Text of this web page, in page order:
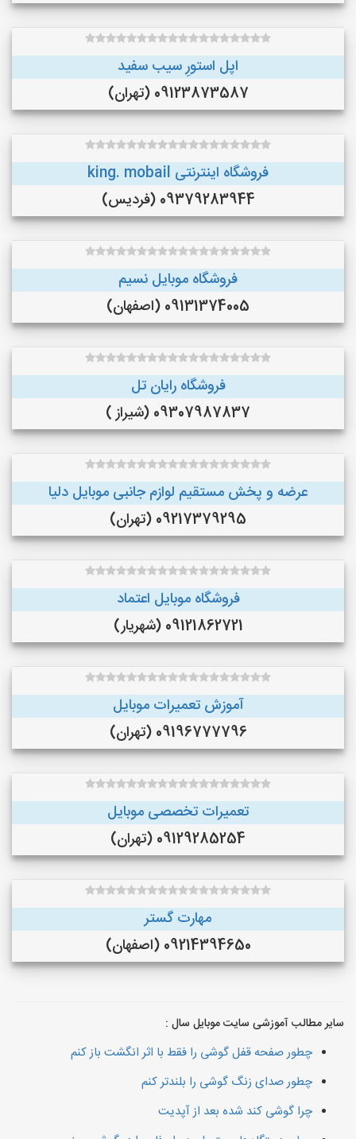
اپل استورِ سیب سفید
09123873587 (تهران)
فروشگاه اینترنتی king. mobail
09379283944 (فردیس)
فروشگاه موبایل نسیم
09131374005 (اصفهان)
فروشگاه رایان تل
09307987837 (شیراز )
عرضه و پخش مستقيم لوازم جانبى موبايل دليا
09217379295 (تهران)
فروشگاه موبایل اعتماد
09121862721 (شهریار)
آموزش تعمیرات موبایل
09196777796 (تهران)
تعمیرات تخصصی موبایل
09129285254 (تهران)
مهارت گستر
09214394650 (اصفهان)
سایر مطالب آموزشی سایت موبایل سال :
چطور صفحه قفل گوشی را فقط با اثر انگشت باز کنم
چطور صدای زنگ گوشی را بلندتر کنم
چرا گوشی کند شده بعد از آپدیت